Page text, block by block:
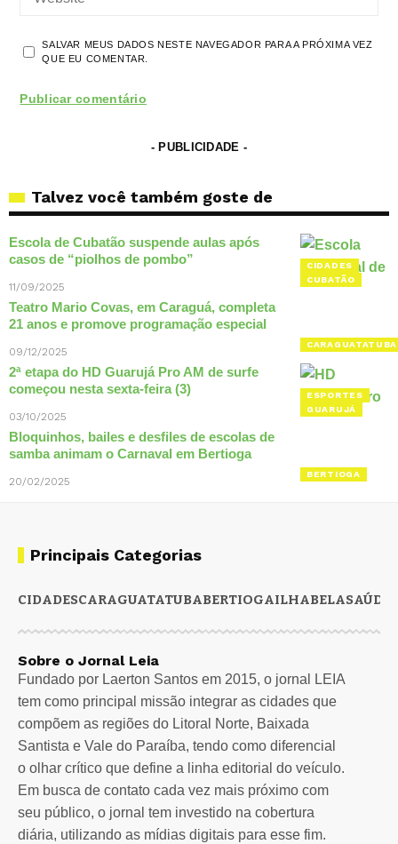
SALVAR MEUS DADOS NESTE NAVEGADOR PARA A PRÓXIMA VEZ
QUE EU COMENTAR.
- PUBLICIDADE -
Talvez você também goste de
CIDADES
CUBATÃO
Escola de Cubatão suspende aulas após
casos de “piolhos de pombo”
11/09/2025
CARAGUATATUBA
Teatro Mario Covas, em Caraguá, completa
21 anos e promove programação especial
09/12/2025
ESPORTES
GUARUJÁ
2ª etapa do HD Guarujá Pro AM de surfe
começou nesta sexta-feira (3)
03/10/2025
BERTIOGA
Bloquinhos, bailes e desfiles de escolas de
samba animam o Carnaval em Bertioga
20/02/2025
Principais Categorias
CIDADESCARAGUATATUBABERTIOGAILHABELASAÚDE
Sobre o Jornal Leia
Fundado por Laerton Santos em 2015, o jornal LEIA
tem como principal missão integrar as cidades que
compõem as regiões do Litoral Norte, Baixada
Santista e Vale do Paraíba, tendo como diferencial
o olhar crítico que define a linha editorial do veículo.
Em busca de contato cada vez mais próximo com
seu público, o jornal tem investido na cobertura
diária, utilizando as mídias digitais para esse fim.